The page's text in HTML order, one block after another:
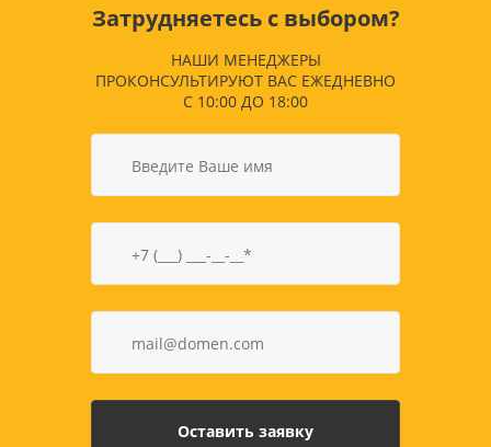
Затрудняетесь с выбором?
НАШИ МЕНЕДЖЕРЫ
ПРОКОНСУЛЬТИРУЮТ ВАС ЕЖЕДНЕВНО
С 10:00 ДО 18:00